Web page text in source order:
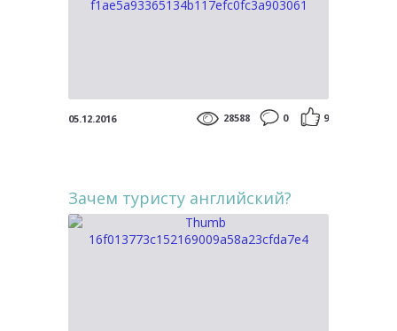
05.12.2016 28588 0 9
Зачем туристу английский?